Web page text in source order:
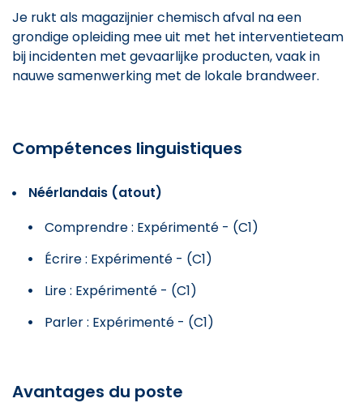
Je rukt als magazijnier chemisch afval na een
grondige opleiding mee uit met het interventieteam
bij incidenten met gevaarlijke producten, vaak in
nauwe samenwerking met de lokale brandweer.
Compétences linguistiques
Néérlandais (atout)
Comprendre : Expérimenté - (C1)
Écrire : Expérimenté - (C1)
Lire : Expérimenté - (C1)
Parler : Expérimenté - (C1)
Avantages du poste